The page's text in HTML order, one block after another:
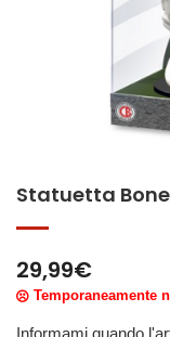
Statuetta Bone
29,99€
Temporaneamente
Informami quando